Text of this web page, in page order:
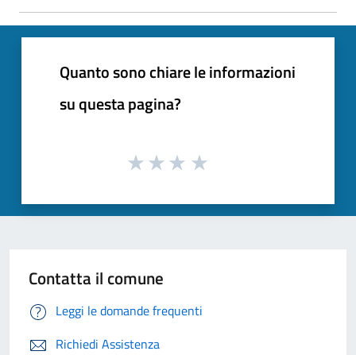
Quanto sono chiare le informazioni
su questa pagina?
Contatta il comune
Leggi le domande frequenti
Richiedi Assistenza